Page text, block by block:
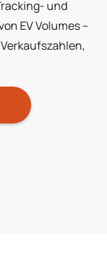
und
EV Volumes –